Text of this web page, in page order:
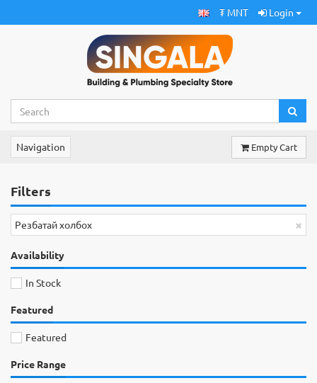
₮ MNT Login
Navigation Empty Cart
Filters
×
Резбатай холбох
Availability
In Stock
Featured
Featured
Price Range